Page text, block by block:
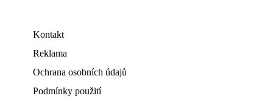
Kontakt
Reklama
Ochrana osobních údajů
Podmínky použití